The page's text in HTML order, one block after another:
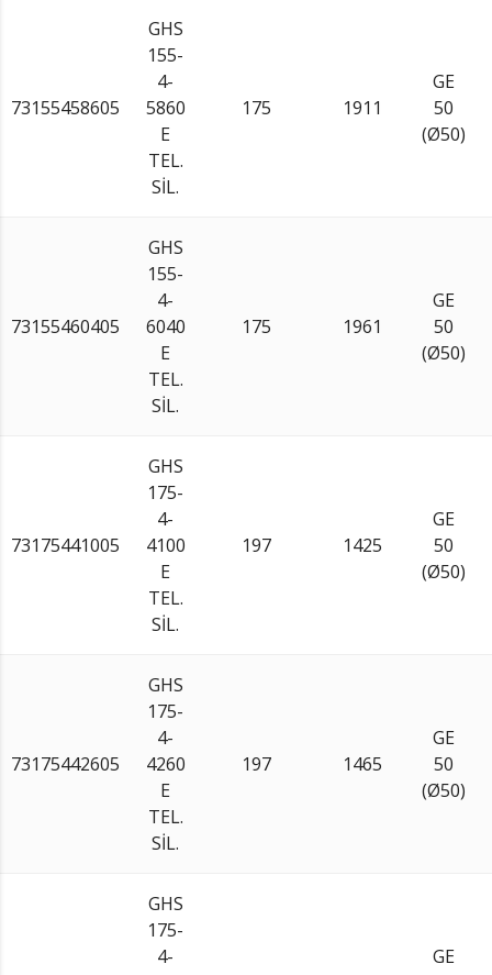
73155458605
GHS
155-
4-
5860
E
TEL.
SİL.
175 1911
GE
50
(Ø50)
73155460405
GHS
155-
4-
6040
E
TEL.
SİL.
175 1961
GE
50
(Ø50)
73175441005
GHS
175-
4-
4100
E
TEL.
SİL.
197 1425
GE
50
(Ø50)
73175442605
GHS
175-
4-
4260
E
TEL.
SİL.
197 1465
GE
50
(Ø50)
GHS
175-
4-
GE